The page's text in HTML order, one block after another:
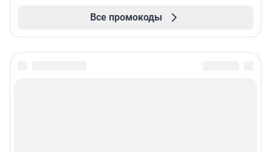
Все промокоды